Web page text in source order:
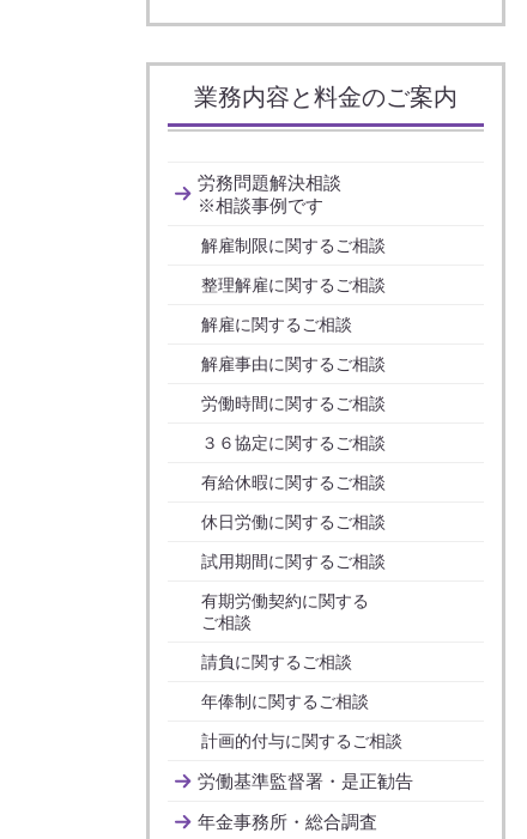
業務内容と料金のご案内
労務問題解決相談
※相談事例です
解雇制限に関するご相談
整理解雇に関するご相談
解雇に関するご相談
解雇事由に関するご相談
労働時間に関するご相談
３６協定に関するご相談
有給休暇に関するご相談
休日労働に関するご相談
試用期間に関するご相談
有期労働契約に関する
ご相談
請負に関するご相談
年俸制に関するご相談
計画的付与に関するご相談
労働基準監督署・是正勧告
年金事務所・総合調査